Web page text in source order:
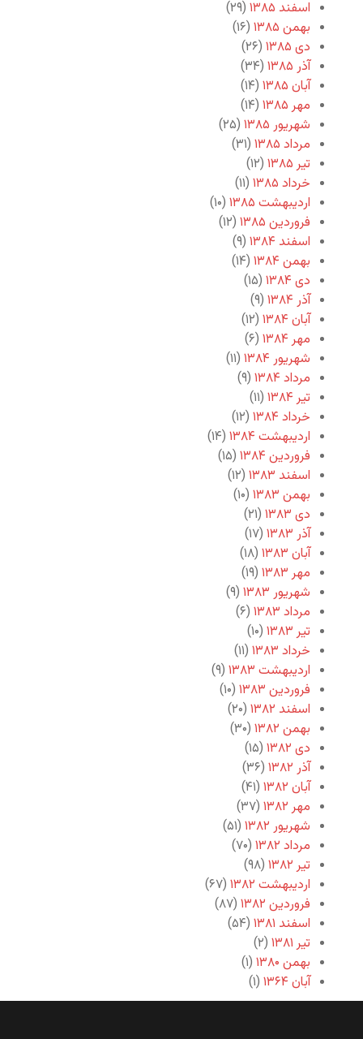
اسفند ۱۳۸۵
(۲۹)
بهمن ۱۳۸۵
(۱۶)
دی ۱۳۸۵
(۲۶)
آذر ۱۳۸۵
(۳۴)
آبان ۱۳۸۵
(۱۴)
مهر ۱۳۸۵
(۱۴)
شهریور ۱۳۸۵
(۲۵)
مرداد ۱۳۸۵
(۳۱)
تیر ۱۳۸۵
(۱۲)
خرداد ۱۳۸۵
(۱۱)
اردیبهشت ۱۳۸۵
(۱۰)
فروردین ۱۳۸۵
(۱۲)
اسفند ۱۳۸۴
(۹)
بهمن ۱۳۸۴
(۱۴)
دی ۱۳۸۴
(۱۵)
آذر ۱۳۸۴
(۹)
آبان ۱۳۸۴
(۱۲)
مهر ۱۳۸۴
(۶)
شهریور ۱۳۸۴
(۱۱)
مرداد ۱۳۸۴
(۹)
تیر ۱۳۸۴
(۱۱)
خرداد ۱۳۸۴
(۱۲)
اردیبهشت ۱۳۸۴
(۱۴)
فروردین ۱۳۸۴
(۱۵)
اسفند ۱۳۸۳
(۱۲)
بهمن ۱۳۸۳
(۱۰)
دی ۱۳۸۳
(۲۱)
آذر ۱۳۸۳
(۱۷)
آبان ۱۳۸۳
(۱۸)
مهر ۱۳۸۳
(۱۹)
شهریور ۱۳۸۳
(۹)
مرداد ۱۳۸۳
(۶)
تیر ۱۳۸۳
(۱۰)
خرداد ۱۳۸۳
(۱۱)
اردیبهشت ۱۳۸۳
(۹)
فروردین ۱۳۸۳
(۱۰)
اسفند ۱۳۸۲
(۲۰)
بهمن ۱۳۸۲
(۳۰)
دی ۱۳۸۲
(۱۵)
آذر ۱۳۸۲
(۳۶)
آبان ۱۳۸۲
(۴۱)
مهر ۱۳۸۲
(۳۷)
شهریور ۱۳۸۲
(۵۱)
مرداد ۱۳۸۲
(۷۰)
تیر ۱۳۸۲
(۹۸)
اردیبهشت ۱۳۸۲
(۶۷)
فروردین ۱۳۸۲
(۸۷)
اسفند ۱۳۸۱
(۵۴)
تیر ۱۳۸۱
(۲)
بهمن ۱۳۸۰
(۱)
آبان ۱۳۶۴
(۱)